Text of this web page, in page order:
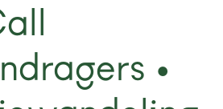
nieuws
projecten
•